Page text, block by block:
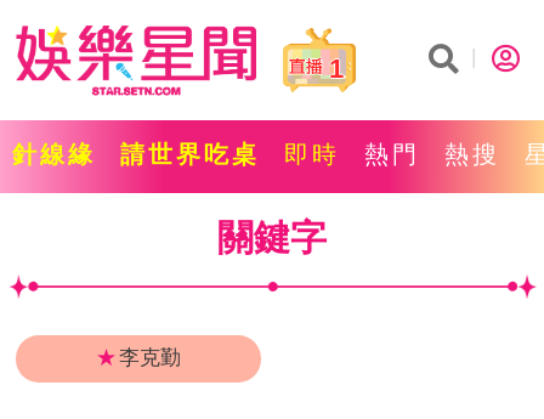
1
針線緣 請世界吃桌 即時 熱門 熱搜
關鍵字
★李克勤